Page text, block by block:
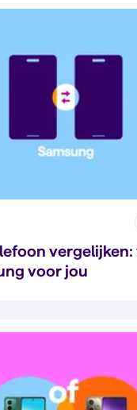
vergelijken:
voor jou